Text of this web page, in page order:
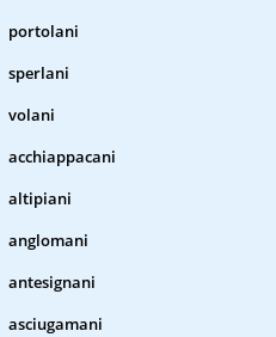
portolani
sperlani
volani
acchiappacani
altipiani
anglomani
antesignani
asciugamani